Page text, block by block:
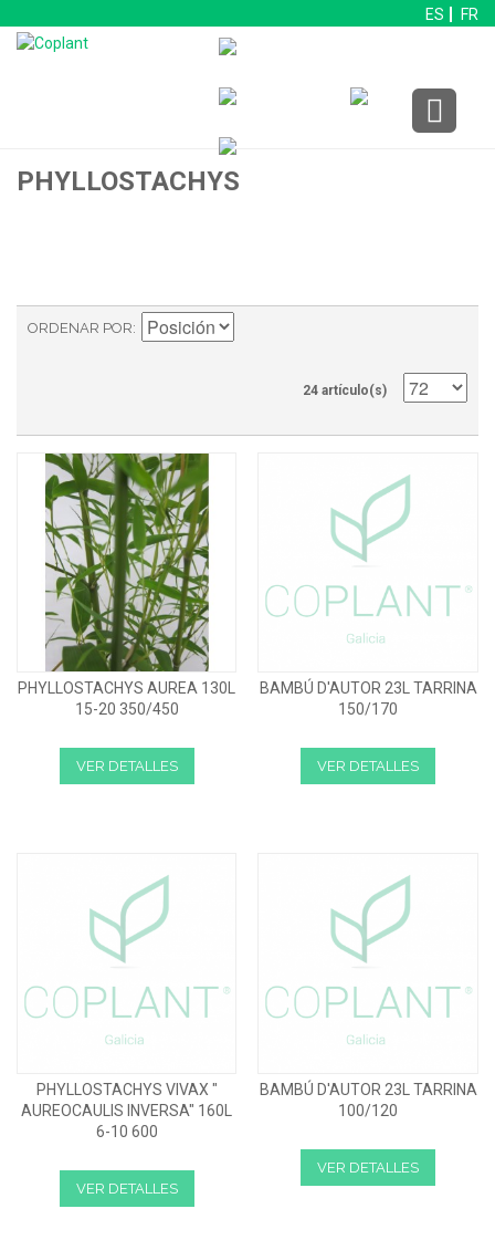
ES FR
PHYLLOSTACHYS
ORDENAR POR
24 artículo(s)
PHYLLOSTACHYS AUREA 130L
15-20 350/450
VER DETALLES
BAMBÚ D'AUTOR 23L TARRINA
150/170
VER DETALLES
PHYLLOSTACHYS VIVAX "
AUREOCAULIS INVERSA" 160L
6-10 600
VER DETALLES
BAMBÚ D'AUTOR 23L TARRINA
100/120
VER DETALLES